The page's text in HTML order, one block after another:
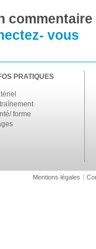
vous
PRATIQUES
forme
Mentions légales